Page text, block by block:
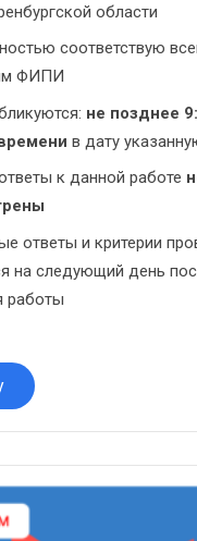
области
соответствую
ФИПИ
не позднее
в дату
к данной работе
ответы и критерии
на следующий день
работы